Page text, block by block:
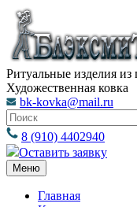
Ритуальные изделия из
Художественная ковка
bk-kovka@mail.ru
8 (910) 4402940
Оставить заявку
Меню
Главная